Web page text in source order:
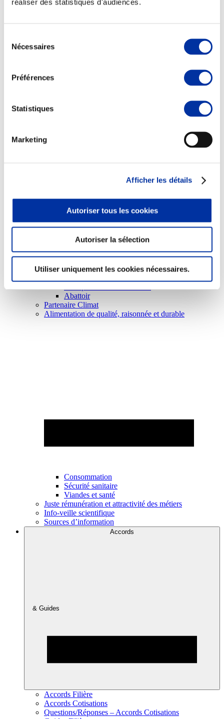
réaliser des statistiques d'audiences.
Nécessaires
Préférences
Statistiques
Marketing
Afficher les détails
Autoriser tous les cookies
Autoriser la sélection
Utiliser uniquement les cookies nécessaires.
Abattoir
Partenaire Climat
Alimentation de qualité, raisonnée et durable
Consommation
Sécurité sanitaire
Viandes et santé
Juste rémunération et attractivité des métiers
Info-veille scientifique
Sources d’information
Accords
& Guides
Accords Filière
Accords Cotisations
Questions/Réponses – Accords Cotisations